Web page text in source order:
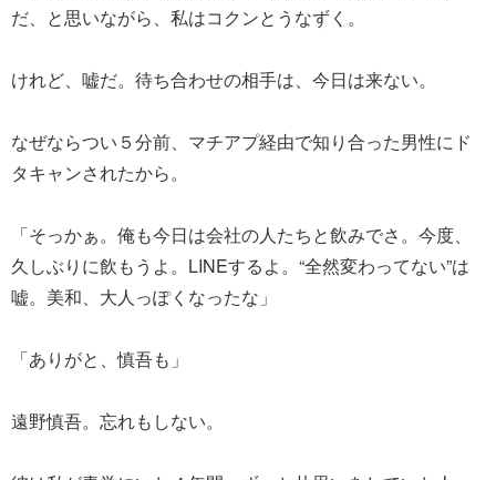
だ、と思いながら、私はコクンとうなずく。
けれど、嘘だ。待ち合わせの相手は、今日は来ない。
なぜならつい５分前、マチアプ経由で知り合った男性にド
タキャンされたから。
「そっかぁ。俺も今日は会社の人たちと飲みでさ。今度、
久しぶりに飲もうよ。LINEするよ。“全然変わってない”は
嘘。美和、大人っぽくなったな」
「ありがと、慎吾も」
遠野慎吾。忘れもしない。